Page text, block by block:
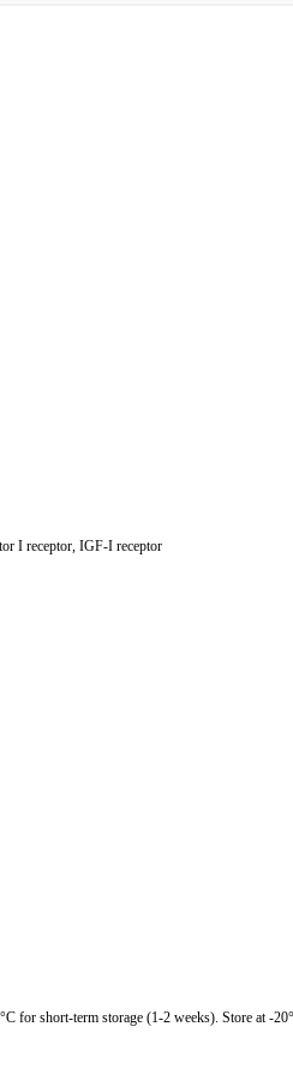
I receptor, IGF-I receptor
for short-term storage (1-2 weeks). Store at -